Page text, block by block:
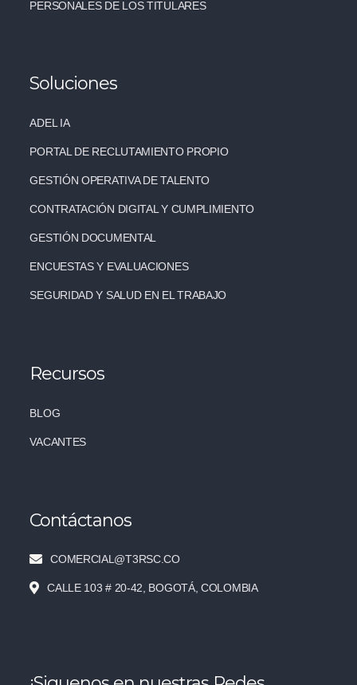
PERSONALES DE LOS TITULARES
Soluciones
ADEL IA
PORTAL DE RECLUTAMIENTO PROPIO
GESTIÓN OPERATIVA DE TALENTO
CONTRATACIÓN DIGITAL Y CUMPLIMIENTO
GESTIÓN DOCUMENTAL
ENCUESTAS Y EVALUACIONES
SEGURIDAD Y SALUD EN EL TRABAJO
Recursos
BLOG
VACANTES
Contáctanos
COMERCIAL@T3RSC.CO
CALLE 103 # 20-42, BOGOTÁ, COLOMBIA